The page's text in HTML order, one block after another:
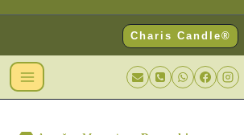
Charis Candle®